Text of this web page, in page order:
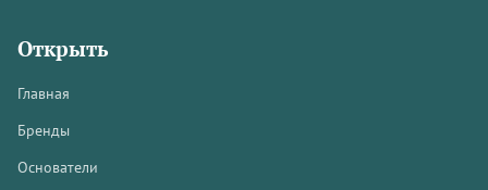
Открыть
Главная
Бренды
Основатели